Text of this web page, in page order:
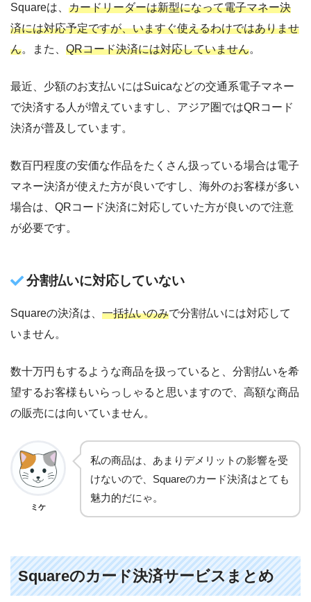
Squareは、 カードリーダーは新型になって電子マネー決
済には対応予定ですが、いますぐ使えるわけではありませ
ん。また、 QRコード決済には対応していません。
最近、少額のお支払いにはSuicaなどの交通系電子マネー
で決済する人が増えていますし、アジア圏ではQRコード
決済が普及しています。
数百円程度の安価な作品をたくさん扱っている場合は電子
マネー決済が使えた方が良いですし、海外のお客様が多い
場合は、QRコード決済に対応していた方が良いので注意
が必要です。
分割払いに対応していない
Squareの決済は、 一括払いのみで分割払いには対応して
いません。
数十万円もするような商品を扱っていると、分割払いを希
望するお客様もいらっしゃると思いますので、高額な商品
の販売には向いていません。
ミケ
私の商品は、あまりデメリットの影響を受
けないので、Squareのカード決済はとても
魅力的だにゃ。
Squareのカード決済サービスまとめ